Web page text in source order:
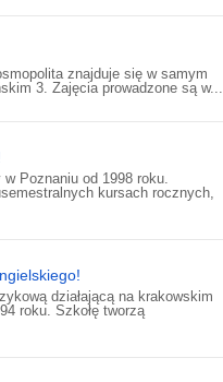
znajduje się w samym
3. Zajęcia prowadzone są w...
Poznaniu od 1998 roku.
kursach rocznych,
działającą na krakowskim
roku. Szkołę tworzą